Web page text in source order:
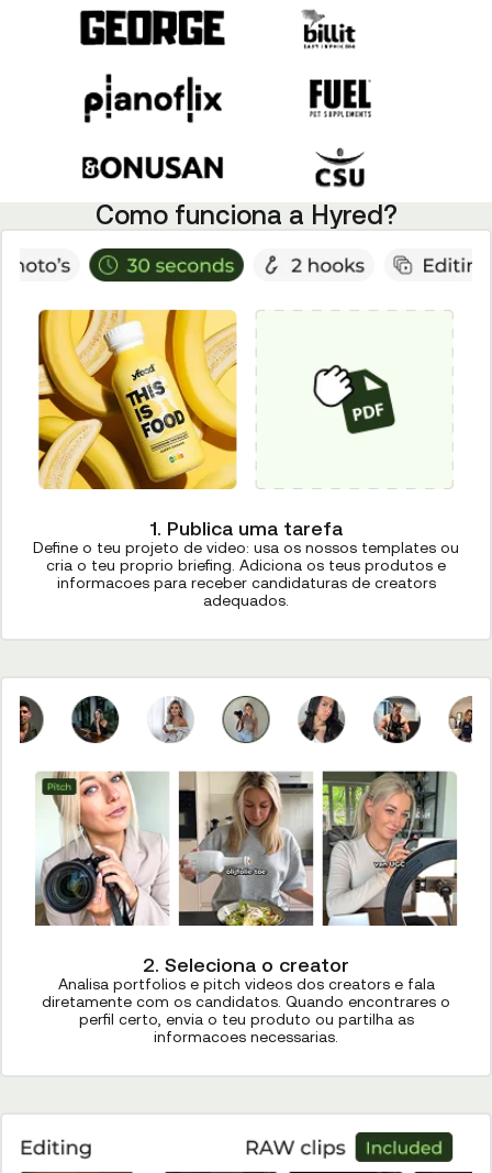
Como funciona a Hyred?
1. Publica uma tarefa
Define o teu projeto de video: usa os nossos templates ou
cria o teu proprio briefing. Adiciona os teus produtos e
informacoes para receber candidaturas de creators
adequados.
2. Seleciona o creator
Analisa portfolios e pitch videos dos creators e fala
diretamente com os candidatos. Quando encontrares o
perfil certo, envia o teu produto ou partilha as
informacoes necessarias.